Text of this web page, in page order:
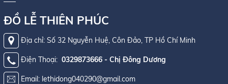
ĐỒ LỄ THIÊN PHÚC
Địa chỉ: Số 32 Nguyễn Huệ, Côn Đảo, TP Hồ Chí Minh
Điện Thoại: 0329873666 - Chị Đông Dương
Email: lethidong040290@gmail.com